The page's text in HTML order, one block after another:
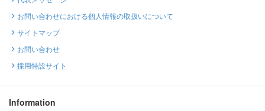
お問い合わせにおける個人情報の取扱いについて
サイトマップ
お問い合わせ
採用特設サイト
Information